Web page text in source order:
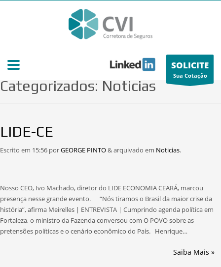
SOLICITE
Sua Cotação
Categorizados: Noticias
LIDE-CE
Escrito em 15:56 porGEORGE PINTO&arquivado em Noticias.
Nosso CEO, Ivo Machado, diretor do LIDE ECONOMIA CEARÁ, marcou
presença nesse grande evento. “Nós tiramos o Brasil da maior crise da
história”, afirma Meirelles | ENTREVISTA | Cumprindo agenda política em
Fortaleza, o ministro da Fazenda conversou com O POVO sobre as
pretensões políticas e o cenário econômico do País. Henrique…
Saiba Mais »